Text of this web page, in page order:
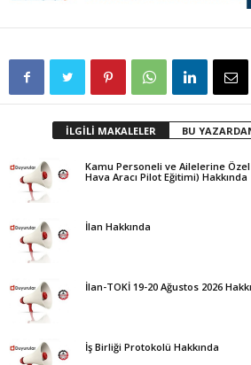
İLGİLİ MAKALELER BU
Kamu Personeli ve Ailelerine
Hava Aracı Pilot Eğitimi) Hakkında
İlan Hakkında
İlan-TOKİ 19-20 Ağustos 2026
İş Birliği Protokolü Hakkında